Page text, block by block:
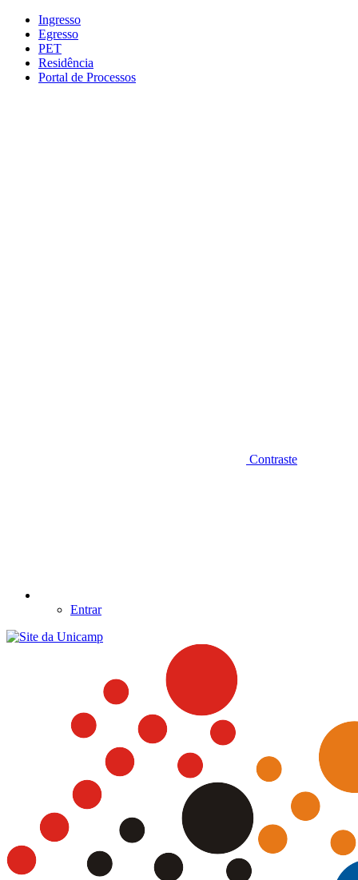
Conteúdo principal
Ingresso
Egresso
PET
Residência
Portal de Processos
Contraste
Entrar